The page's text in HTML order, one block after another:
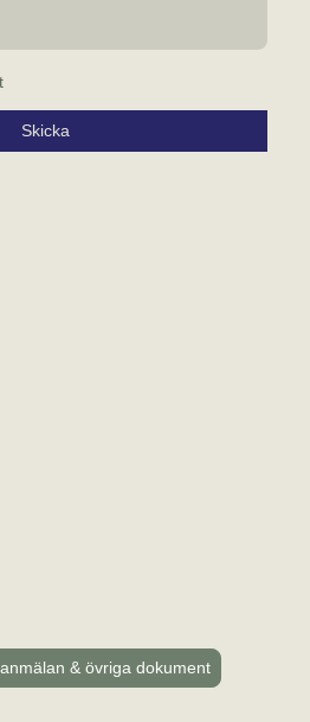
Skicka
& övriga dokument